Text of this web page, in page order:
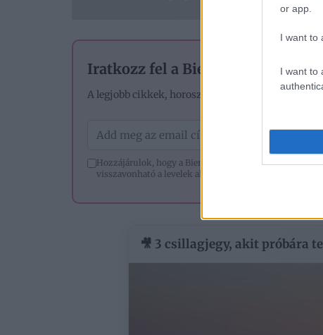
or app.
I want to
I want to
Iratkozz fel a Bien.hu hírlevelére!
A legjobb cikkek, horoszkópok és tesztek –
Hozzájárulok, hogy a Bien.hu hírlevelet küldjön
visszavonható a levelek alján lévő leiratkozó linkkel.
🎥 3 csillagjegy, akit próbára